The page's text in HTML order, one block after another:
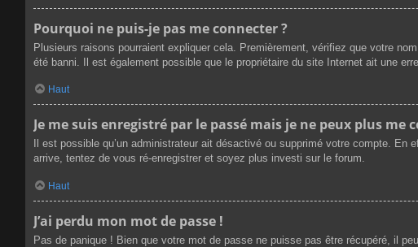
Pourquoi ne puis-je pas me connecter ?
Plusieurs raisons pourraient expliquer cela. Premièrement, vérifiez que votre
été banni. Il est également possible que le propriétaire du site Internet ait une
Haut
Je me suis enregistré par le passé mais je ne peux plus me
Il est possible qu’un administrateur ait désactivé ou supprimé votre compte.
arrive, tentez de vous ré-enregistrer et soyez plus investi sur le forum.
Haut
J’ai perdu mon mot de passe !
Pas de panique ! Bien que votre mot de passe ne puisse pas être récupéré, il